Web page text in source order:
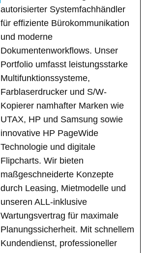
autorisierter Systemfachhändler
für effiziente Bürokommunikation
und moderne
Dokumentenworkflows. Unser
Portfolio umfasst leistungsstarke
Multifunktionssysteme,
Farblaserdrucker und S/W-
Kopierer namhafter Marken wie
UTAX, HP und Samsung sowie
innovative HP PageWide
Technologie und digitale
Flipcharts. Wir bieten
maßgeschneiderte Konzepte
durch Leasing, Mietmodelle und
unseren ALL-inklusive
Wartungsvertrag für maximale
Planungssicherheit. Mit schnellem
Kundendienst, professioneller